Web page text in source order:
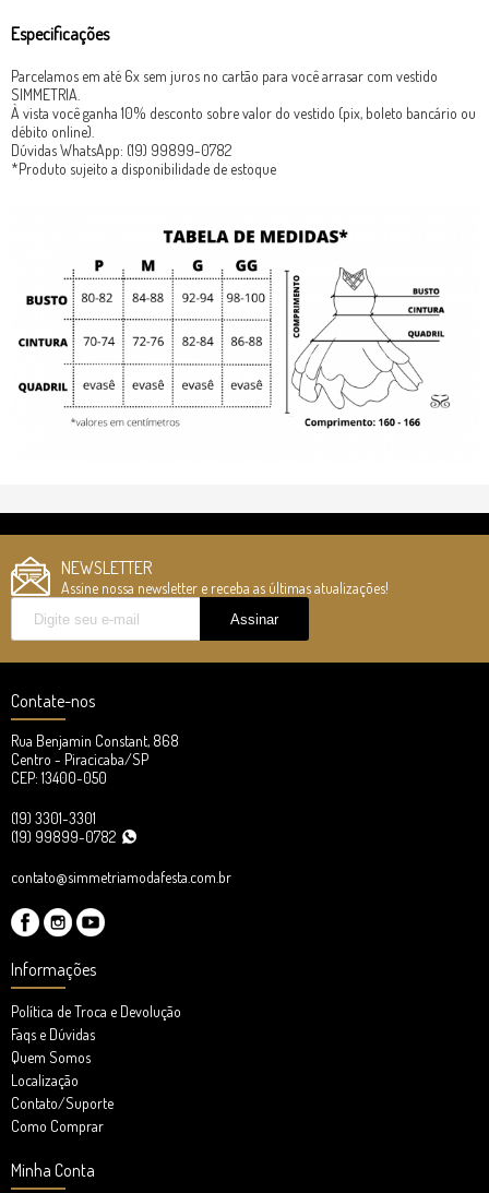
Especificações
Parcelamos em até 6x sem juros no cartão para você arrasar com vestido
SIMMETRIA.
À vista você ganha 10% desconto sobre valor do vestido (pix, boleto bancário ou
débito online).
Dúvidas WhatsApp: (19) 99899-0782
*Produto sujeito a disponibilidade de estoque
NEWSLETTER
Assine nossa newsletter e receba as últimas atualizações!
Contate-nos
Rua Benjamin Constant, 868
Centro - Piracicaba/SP
CEP: 13400-050
(19) 3301-3301
(19) 99899-0782
contato@simmetriamodafesta.com.br
Informações
Política de Troca e Devolução
Faqs e Dúvidas
Quem Somos
Localização
Contato/Suporte
Como Comprar
Minha Conta